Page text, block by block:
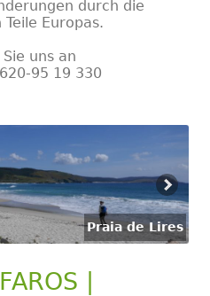
durch die
Teile Europas.
Sie uns an
95 19 330
Praia de Lires
|